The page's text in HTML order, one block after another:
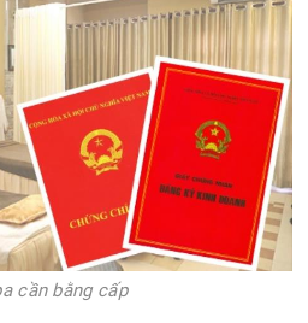
cần bằng cấp